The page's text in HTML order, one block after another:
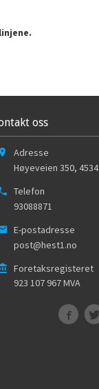
oss
Adresse
Høyeveien 350, 4534
Telefon
93088871
E-postadresse
post@hest1.no
Foretaksregisteret
923 107 967 MVA